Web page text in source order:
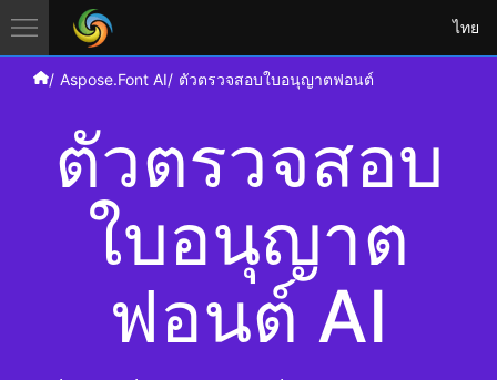
ไทย
Aspose.Font AI ตัวตรวจสอบใบอนุญาตฟอนต์
ตัวตรวจสอบ
ใบอนุญาต
ฟอนต์ AI